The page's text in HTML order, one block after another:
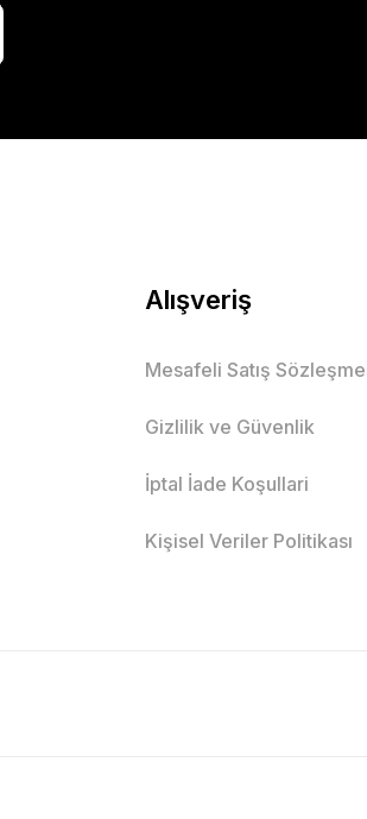
Alışveriş
Mesafeli Satış
Gizlilik ve Güvenlik
İptal İade Koşullari
Kişisel Veriler Politikası